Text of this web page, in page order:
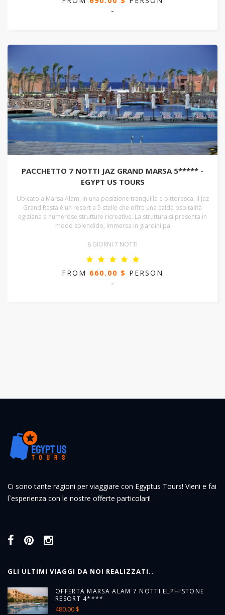
-
PACCHETTO 7 NOTTI JAZ GRAND MARSA 5***** -
EGYPT US TOURS
Ubicato a Marsa Alam, in una posizione tranquilla e pittoresca, il Jaz
Grand Resta è un resort a 5 stelle che offre una calda ospitalità
egiziana e numerose strutture ricreative. La struttura si presenta in
modo splendido, immersa in giardini pa
8 GIORNI 7 NOTTI
FROM 660.00 $ PERSON
-
Ci sono tante ragioni per viaggiare con Egyptus Tours! Vieni e fai
l`esperienza con le nostre offerte particolari!
GLI ULTIMI VIAGGI DA NOI REALIZZATI..
OFFERTA MARSA ALAM 7 NOTTI ELPHISTONE
RESORT 4****
480.00 $